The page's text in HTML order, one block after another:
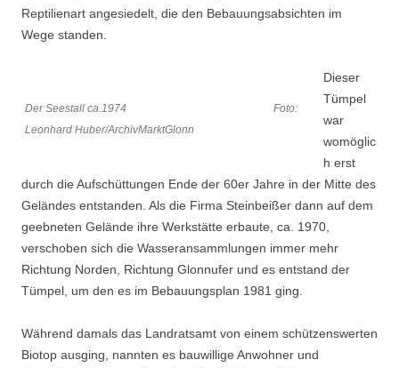
Reptilienart angesiedelt, die den Bebauungsabsichten im
Wege standen.
Der Seestall ca.1974 Foto:
Leonhard Huber/ArchivMarktGlonn
Dieser
Tümpel
war
womöglic
h erst
durch die Aufschüttungen Ende der 60er Jahre in der Mitte des
Geländes entstanden. Als die Firma Steinbeißer dann auf dem
geebneten Gelände ihre Werkstätte erbaute, ca. 1970,
verschoben sich die Wasseransammlungen immer mehr
Richtung Norden, Richtung Glonnufer und es entstand der
Tümpel, um den es im Bebauungsplan 1981 ging.
Während damals das Landratsamt von einem schützenswerten
Biotop ausging, nannten es bauwillige Anwohner und